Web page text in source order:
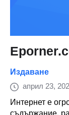
Издаване
април 23,
Интернет е
съдържание,